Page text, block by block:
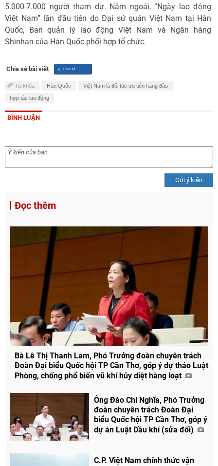
5.000-7.000 người tham dự. Năm ngoái, “Ngày lao động
Việt Nam” lần đầu tiên do Đại sứ quán Việt Nam tại Hàn
Quốc, Ban quản lý lao động Việt Nam và Ngân hàng
Shinhan của Hàn Quốc phối hợp tổ chức.
Chia sẻ bài viết
Facebook
Từ khóa Hàn Quốc Việt Nam là đối tác ưu tiên hàng đầu
hợp tác lao động
BÌNH LUẬN
Gửi ý kiến
Đọc thêm
Bà Lê Thị Thanh Lam, Phó Trưởng đoàn chuyên trách
Đoàn Đại biểu Quốc hội TP Cần Thơ, góp ý dự thảo Luật
Phòng, chống phổ biến vũ khí hủy diệt hàng loạt
Ông Đào Chí Nghĩa, Phó Trưởng
đoàn chuyên trách Đoàn Đại
biểu Quốc hội TP Cần Thơ, góp ý
dự án Luật Dầu khí (sửa đổi)
C.P. Việt Nam chính thức vận